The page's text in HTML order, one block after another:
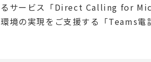
るサービス「Direct Calling for
境の実現をご支援する「Teams電